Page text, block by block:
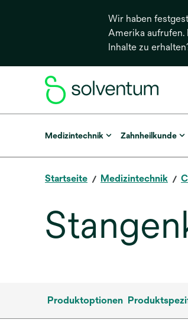
Wir haben
Amerika aufrufen.
Inhalte zu
Medizintechnik Zahnheilkunde
Startseite Medizintechnik
Produktoptionen